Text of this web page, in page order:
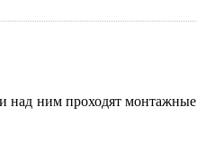
над ним проходят монтажные